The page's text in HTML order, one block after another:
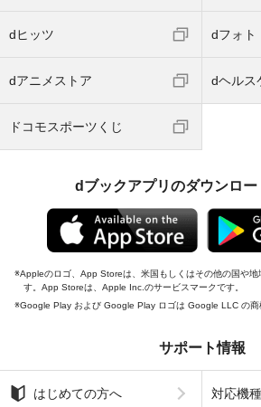
dヒッツ dフォト
dアニメストア dヘルス
ドコモスポーツくじ
dブックアプリのダウンロー
Appleのロゴ、App Storeは、米国もしくはその他の国や
す。App Storeは、Apple Inc.のサービスマークです。
Google Play および Google Play ロゴは Google LLC の商
サポート情報
はじめての方へ 対応機